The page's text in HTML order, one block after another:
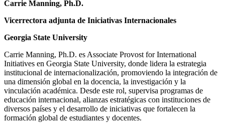
Carrie Manning, Ph.D.
Vicerrectora adjunta de Iniciativas Internacionales
Georgia State University
Carrie Manning, Ph.D. es Associate Provost for International
Initiatives en Georgia State University, donde lidera la estrategia
institucional de internacionalización, promoviendo la integración de
una dimensión global en la docencia, la investigación y la
vinculación académica. Desde este rol, supervisa programas de
educación internacional, alianzas estratégicas con instituciones de
diversos países y el desarrollo de iniciativas que fortalecen la
formación global de estudiantes y docentes.